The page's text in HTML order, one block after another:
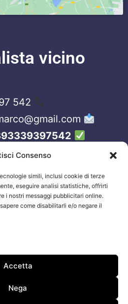
Consenso
simili, inclusi cookie di terze
eseguire analisi statistiche, offrirti
i nostri messaggi pubblicitari online.
come disabilitarli e/o negare il
Accetta
Nega
vicino
542
19:00
online sui nostri social.
anche fuori gli orari
solo su appuntamento.